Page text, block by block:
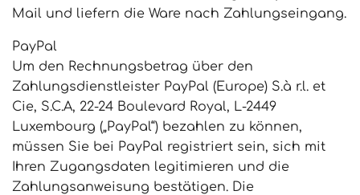
Mail und liefern die Ware nach Zahlungseingang.
PayPal
Um den Rechnungsbetrag über den
Zahlungsdienstleister PayPal (Europe) S.à r.l. et
Cie, S.C.A, 22-24 Boulevard Royal, L-2449
Luxembourg („PayPal“) bezahlen zu können,
müssen Sie bei PayPal registriert sein, sich mit
Ihren Zugangsdaten legitimieren und die
Zahlungsanweisung bestätigen. Die